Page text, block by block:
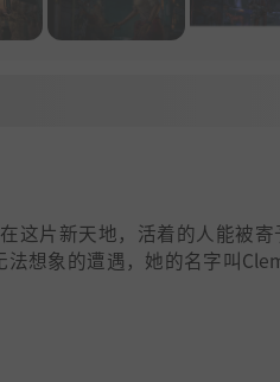
这片新天地，活着的人能被寄
想象的遭遇，她的名字叫